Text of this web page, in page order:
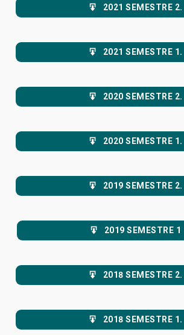
2021 SEMESTRE 2.
2021 SEMESTRE 1.
2020 SEMESTRE 2.
2020 SEMESTRE 1.
2019 SEMESTRE 2.
2019 SEMESTRE 1
2018 SEMESTRE 2.
2018 SEMESTRE 1.